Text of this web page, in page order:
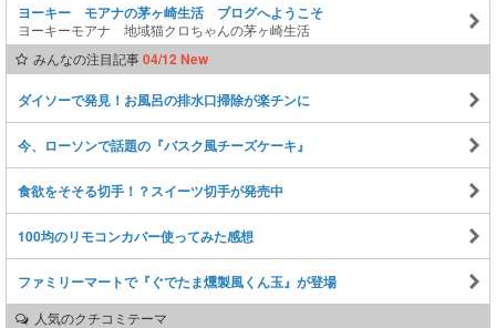
ヨーキー モアナの茅ヶ崎生活 ブログへようこそ
ヨーキーモアナ 地域猫クロちゃんの茅ヶ崎生活
みんなの注目記事04/12 New
ダイソーで発見！お風呂の排水口掃除が楽チンに
今、ローソンで話題の『バスク風チーズケーキ』
食欲をそそる切手！？スイーツ切手が発売中
100均のリモコンカバー使ってみた感想
ファミリーマートで『ぐでたま燻製風くん玉』が登場
人気のクチコミテーマ